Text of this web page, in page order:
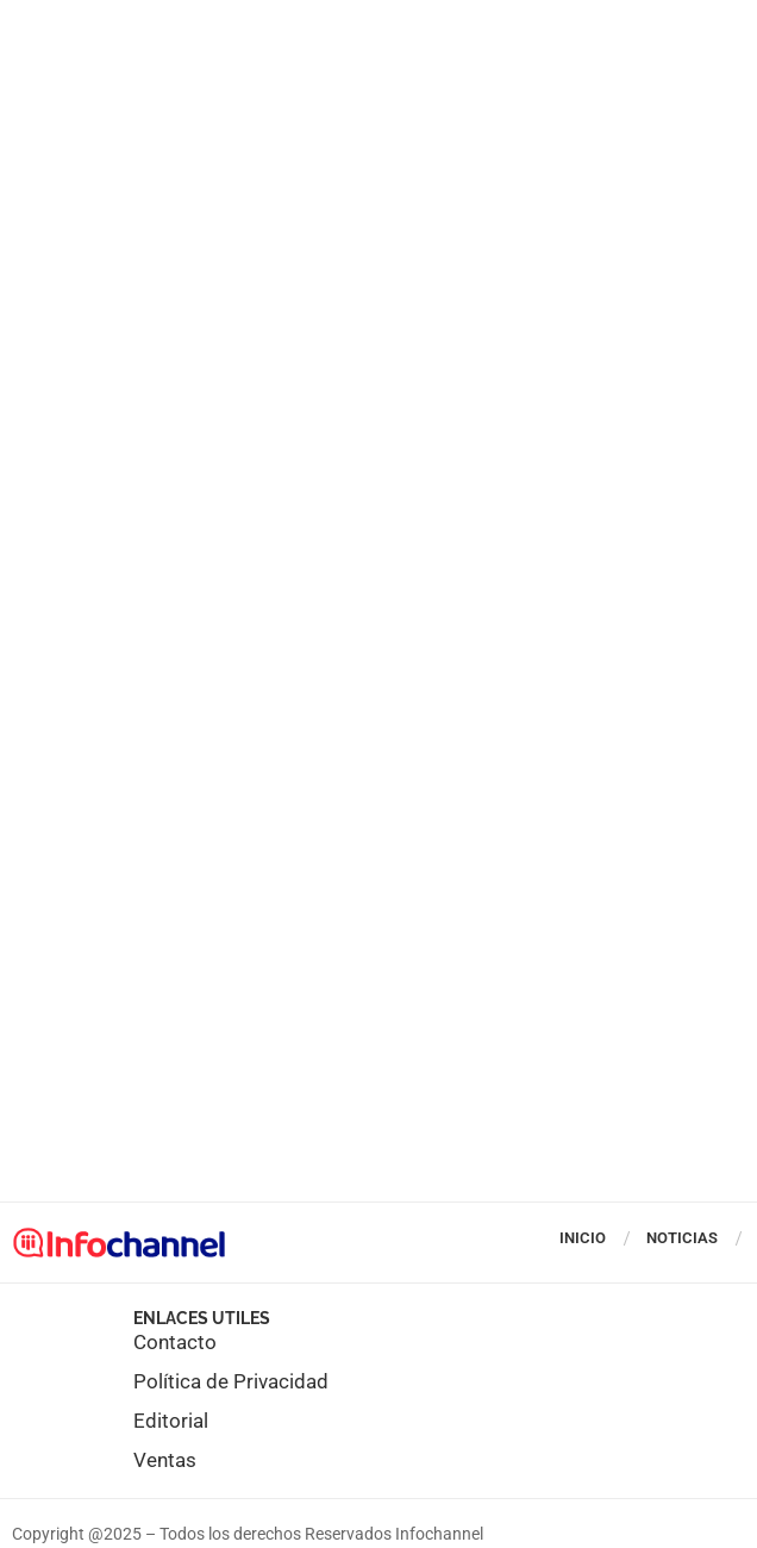
INICIO NOTICIAS
ENLACES UTILES
Contacto
Política de Privacidad
Editorial
Ventas
Copyright @2025 – Todos los derechos Reservados Infochannel